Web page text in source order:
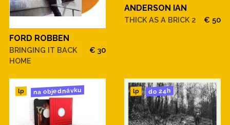
FORD ROBBEN
BRINGING IT BACK
HOME
€ 30
ANDERSON IAN
THICK AS A BRICK 2 € 50
lp na objednávku lp do 24h